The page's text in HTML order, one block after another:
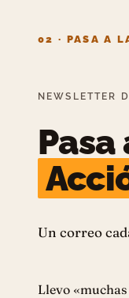
02 · PASA A
NEWSLETTER
Pasa
Un correo
Llevo